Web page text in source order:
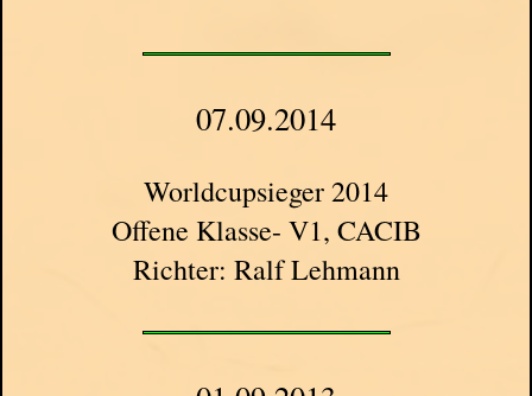
07.09.2014
Worldcupsieger 2014
Offene Klasse- V1, CACIB
Richter: Ralf Lehmann